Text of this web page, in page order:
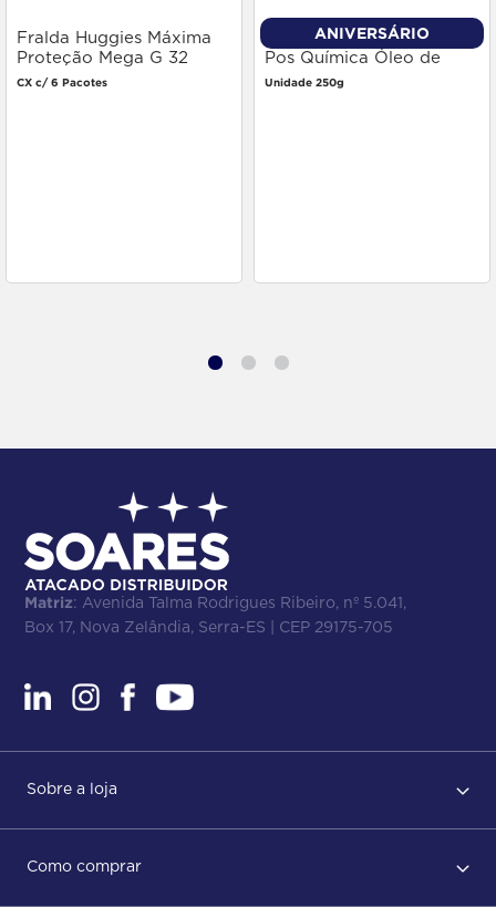
Fralda Huggies Máxima
Proteção Mega G 32
unidades
CX c/ 6 Pacotes
ANIVERSÁRIO
Creme Pentear Niely Gold
Pos Química Óleo de
Argan 250g
Unidade 250g
Matriz: Avenida Talma Rodrigues Ribeiro, nº 5.041,
Box 17, Nova Zelândia, Serra-ES | CEP 29175-705
Sobre a loja
Política de privacidade
Como comprar